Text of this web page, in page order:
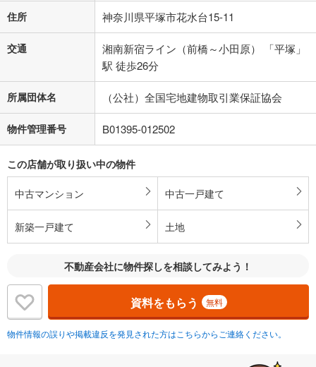
住所 神奈川県平塚市花水台15-11
交通
湘南新宿ライン（前橋～小田原） 「平塚」
駅 徒歩26分
所属団体名 （公社）全国宅地建物取引業保証協会
物件管理番号 B01395-012502
この店舗が取り扱い中の物件
中古マンション 中古一戸建て
新築一戸建て 土地
不動産会社に物件探しを相談してみよう！
資料をもらう 無料
物件情報の誤りや掲載違反を発見された方はこちらからご連絡ください。